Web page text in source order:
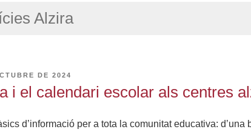
Alzira
DE 2024
i el calendari escolar als centres
d’informació per a tota la comunitat educativa: d’una